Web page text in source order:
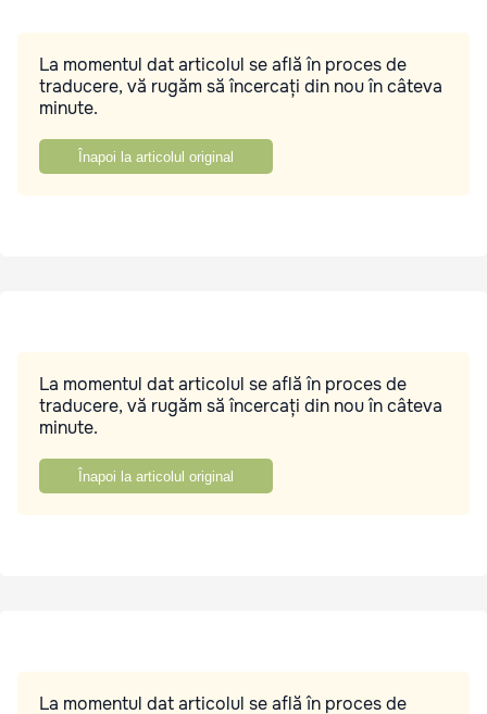
La momentul dat articolul se află în proces de
traducere, vă rugăm să încercați din nou în câteva
minute.
Înapoi la articolul original
La momentul dat articolul se află în proces de
traducere, vă rugăm să încercați din nou în câteva
minute.
Înapoi la articolul original
La momentul dat articolul se află în proces de